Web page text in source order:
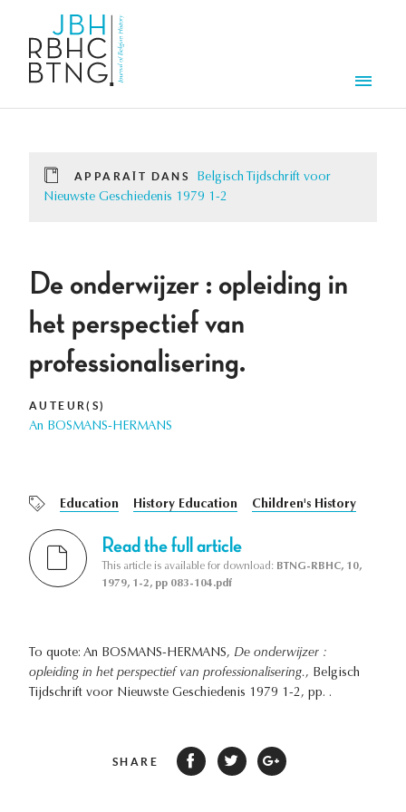
APPARAÎT DANS
Belgisch Tijdschrift voor
Nieuwste Geschiedenis 1979 1-2
De onderwijzer : opleiding in
het perspectief van
professionalisering.
AUTEUR(S)
An BOSMANS-HERMANS
Education History Education Children's History
Read the full article
This article is available for download: BTNG-RBHC, 10,
1979, 1-2, pp 083-104.pdf
To quote: An BOSMANS-HERMANS, De onderwijzer :
opleiding in het perspectief van professionalisering., Belgisch
Tijdschrift voor Nieuwste Geschiedenis 1979 1-2, pp. .
SHARE